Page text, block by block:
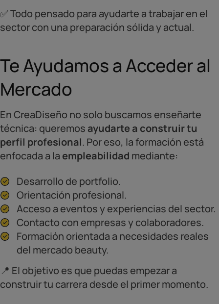
✅ Todo pensado para ayudarte a trabajar en el
sector con una preparación sólida y actual.
Te Ayudamos a Acceder al
Mercado
En CreaDiseño no solo buscamos enseñarte
técnica: queremos ayudarte a construir tu
perfil profesional. Por eso, la formación está
enfocada a la empleabilidad mediante:
Desarrollo de portfolio.
Orientación profesional.
Acceso a eventos y experiencias del sector.
Contacto con empresas y colaboradores.
Formación orientada a necesidades reales
del mercado beauty.
📍 El objetivo es que puedas empezar a
construir tu carrera desde el primer momento.